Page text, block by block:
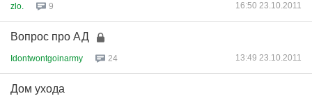
zlo. 9 16:50 23.10.2011
Вопрос про АД
Idontwontgoinarmy 24 13:49 23.10.2011
Дом ухода